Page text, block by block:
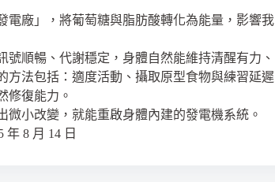
電廠」，將葡萄糖與脂肪酸轉化為能量，影響我
號順暢、代謝穩定，身體自然能維持清醒有力、
方法包括：適度活動、攝取原型食物與練習延遲
修復能力。
微小改變，就能重啟身體內建的發電機系統。
年 8 月 14 日